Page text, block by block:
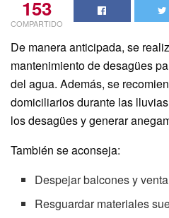
153
COMPARTIDO
De manera anticipada, se
mantenimiento de desagües
del agua. Además, se
domiciliarios durante las
los desagües y generar
También se aconseja:
Despejar balcones y
Resguardar materiales